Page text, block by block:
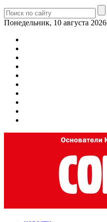
Понедельник, 10 августа 2026